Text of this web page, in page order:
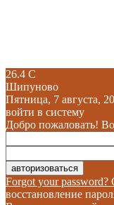
26.4 C
Шипуново
Пятница, 7 августа,
войти в систему
Добро пожаловать!
Forgot your password?
восстановление